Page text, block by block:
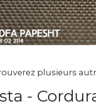
plusieurs
-